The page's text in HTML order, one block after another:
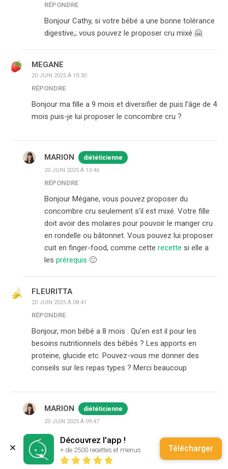
RÉPONDRE
Bonjour Cathy, si votre bébé a une bonne tolérance
digestive,; vous pouvez le proposer cru mixé 🤗
MEGANE
20 JUIN 2025 À 10:30
RÉPONDRE
Bonjour ma fille a 9 mois et diversifier de puis l’âge de 4
mois puis-je lui proposer le concombre cru ?
MARION diététicienne
20 JUIN 2025 À 13:46
RÉPONDRE
Bonjour Mégane, vous pouvez proposer du
concombre cru seulement s'il est mixé. Votre fille
doit avoir des molaires pour pouvoir le manger cru
en rondelle ou bâtonnet. Vous pouvez lui proposer
cuit en finger-food, comme cette recette si elle a
les prérequis 🙂
FLEURITTA
20 JUIN 2025 À 08:41
RÉPONDRE
Bonjour, mon bébé a 8 mois . Qu’en est il pour les
besoins nutritionnels des bébés ? Les apports en
proteine, glucide etc. Pouvez-vous me donner des
conseils sur les repas types ? Merci beaucoup
MARION diététicienne
20 JUIN 2025 À 09:47
RÉPONDRE
Bonjour Fleuritta, vous pouvez vous aider des
fiches mémo par âge
pour vous repérer, celles-ci
Découvrez l'app !
+ de 2500 recettes et menus Télécharger